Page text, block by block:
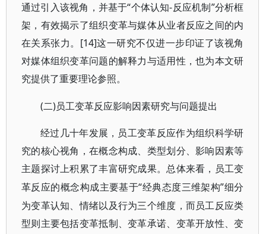
通过引入该视角，并基于“个体认知-反应机制”分析框
架，有效揭示了组织变革与媒体从业者反应之间的内
在关系张力。[14]这一研究不仅进一步印证了该视角
对媒体组织变革问题的解释力与适用性，也为本文研
究提供了重要理论参照。
(二)员工变革反应影响因素研究与问题提出
经过几十年发展，员工变革反应作为组织科学研
究的核心视角，在概念构成、类型划分、影响因素等
主题探讨上积累了丰富研究成果。总体来看，员工变
革反应的概念构成主要基于“经典态度三维架构”细分
为变革认知、情绪以及行为三个维度，而员工反应类
型则主要包括变革抵制、变革承诺、变革开放性、变